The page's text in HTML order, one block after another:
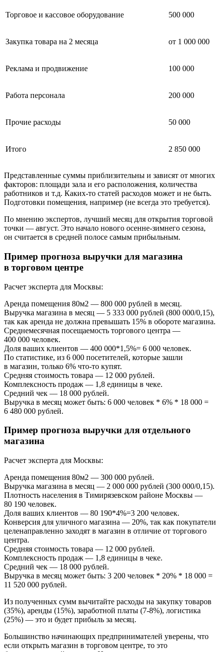
Торговое и кассовое оборудование 500 000
Закупка товара на 2 месяца от 1 000 000
Реклама и продвижение 100 000
Работа персонала 200 000
Прочие расходы 50 000
Итого 2 850 000
Представленные суммы приблизительны и зависят от многих
факторов: площади зала и его расположения, количества
работников и т.д. Каких-то статей расходов может и не быть.
Подготовки помещения, например (не всегда это требуется).
По мнению экспертов, лучший месяц для открытия торговой
точки — август. Это начало нового осенне-зимнего сезона,
он считается в средней полосе самым прибыльным.
Пример прогноза выручки для магазина
в торговом центре
Расчет эксперта для Москвы:
Аренда помещения 80м2 — 800 000 рублей в месяц.
Выручка магазина в месяц — 5 333 000 рублей (800 000/0,15),
так как аренда не должна превышать 15% в обороте магазина.
Среднемесячная посещаемость торгового центра —
400 000 человек.
Доля ваших клиентов — 400 000*1,5%= 6 000 человек.
По статистике, из 6 000 посетителей, которые зашли
в магазин, только 6% что-то купят.
Средняя стоимость товара — 12 000 рублей.
Комплексность продаж — 1,8 единицы в чеке.
Средний чек — 18 000 рублей.
Выручка в месяц может быть: 6 000 человек * 6% * 18 000 =
6 480 000 рублей.
Пример прогноза выручки для отдельного
магазина
Расчет эксперта для Москвы:
Аренда помещения 80м2 — 300 000 рублей.
Выручка магазина в месяц — 2 000 000 рублей (300 000/0,15).
Плотность населения в Тимирязевском районе Москвы —
80 190 человек.
Доля ваших клиентов — 80 190*4%=3 200 человек.
Конверсия для уличного магазина — 20%, так как покупатели
целенаправленно заходят в магазин в отличие от торгового
центра.
Средняя стоимость товара — 12 000 рублей.
Комплексность продаж — 1,8 единицы в чеке.
Средний чек — 18 000 рублей.
Выручка в месяц может быть: 3 200 человек * 20% * 18 000 =
11 520 000 рублей.
Из полученных сумм вычитайте расходы на закупку товаров
(35%), аренды (15%), заработной платы (7-8%), логистика
(25%) — это и будет прибыль за месяц.
Большинство начинающих предпринимателей уверены, что
если открыть магазин в торговом центре, то это